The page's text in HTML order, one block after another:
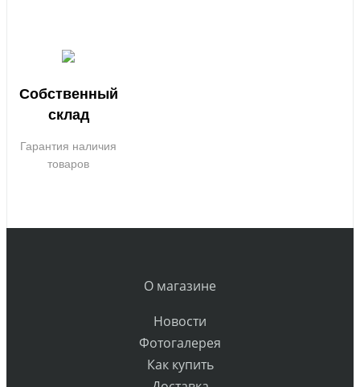
Собственный
склад
Гарантия наличия
товаров
О магазине
Новости
Фотогалерея
Как купить